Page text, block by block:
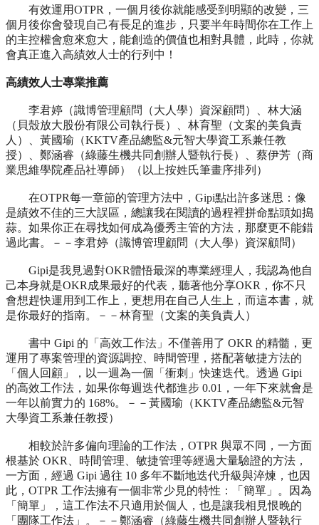
有效運用OTPR，一個月後你就能感受到明顯的改變，三
個月後你會發現自己有長足的進步，只要半年時間你在工作上
的主控權會愈來愈大，能創造的價值也相對具體，此時，你就
會真正進入高績效人士的行列中！
高績效人士專業推薦
李君婷（識博管理顧問（大人學）資深顧問）、林大涵
（貝殼放大股份有限公司執行長）、林育聖（文案的美負責
人）、黃國瑜（KKTV產品總監&元智大學資工系兼任教
授）、鄭涵睿（綠藤生機共同創辦人暨執行長）、蔡伊芳（商
業思維學院產品社導師）（以上按姓氏筆畫序排列）
在OTPR每一章節的管理方法中，Gipi點出許多迷思：像
是績效不佳的三大誤區，總讓我在閱讀的過程裡拼命點頭如搗
蒜。如果你正在尋找如何成為優秀主管的方法，那麼更不能錯
過此書。－－李君婷（識博管理顧問（大人學）資深顧問）
Gipi是我見過對OKR體悟最深的專業經理人，我認為他自
己本身就是OKR成果最好的代表，聽著他分享OKR，你不只
會想趕快運用到工作上，更想用在自己人生上，而這本書，就
是你最好的指南。－－林育聖（文案的美負責人）
書中 Gipi 的「高效工作法」不僅善用了 OKR 的精髓，更
運用了專案管理的資源調控、時間管理，搭配著敏捷方法的
「個人回顧」，以一週為一個「衝刺」快速迭代。透過 Gipi
的高效工作法，如果你每週迭代都進步 0.01，一年下來就會是
一年以前實力的 168%。－－黃國瑜（KKTV產品總監&元智
大學資工系兼任教授）
相較於許多偏向理論的工作法，OTPR 與眾不同，一方面
根基於 OKR、時間管理、敏捷管理等經過大量驗證的方法，
一方面，經過 Gipi 過往 10 多年不斷地迭代升級與淬煉，也因
此，OTPR 工作法擁有一個非常少見的特性：「簡單」。因為
「簡單」，這工作法不只適用於個人，也是讓我相見恨晚的
「團隊工作法」。－－鄭涵睿（綠藤生機共同創辦人暨執行